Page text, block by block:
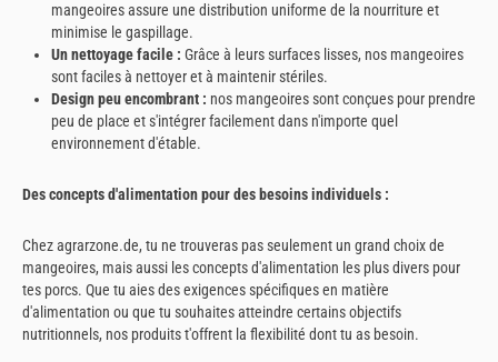
mangeoires assure une distribution uniforme de la nourriture et
minimise le gaspillage.
Un nettoyage facile : Grâce à leurs surfaces lisses, nos mangeoires
sont faciles à nettoyer et à maintenir stériles.
Design peu encombrant : nos mangeoires sont conçues pour prendre
peu de place et s'intégrer facilement dans n'importe quel
environnement d'étable.
Des concepts d'alimentation pour des besoins individuels :
Chez agrarzone.de, tu ne trouveras pas seulement un grand choix de
mangeoires, mais aussi les concepts d'alimentation les plus divers pour
tes porcs. Que tu aies des exigences spécifiques en matière
d'alimentation ou que tu souhaites atteindre certains objectifs
nutritionnels, nos produits t'offrent la flexibilité dont tu as besoin.